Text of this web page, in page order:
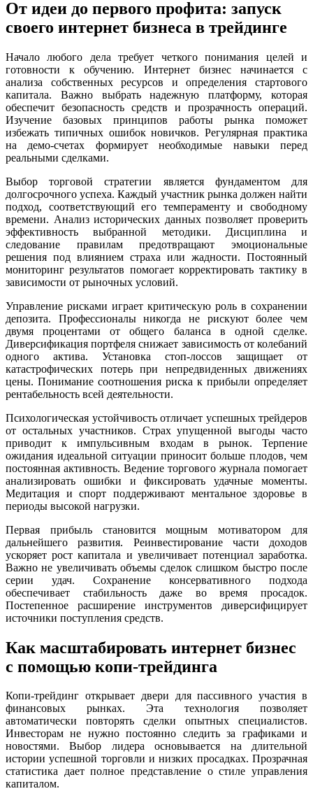
От идеи до первого профита: запуск
своего интернет бизнеса в трейдинге
Начало любого дела требует четкого понимания целей и
готовности к обучению. Интернет бизнес начинается с
анализа собственных ресурсов и определения стартового
капитала. Важно выбрать надежную платформу, которая
обеспечит безопасность средств и прозрачность операций.
Изучение базовых принципов работы рынка поможет
избежать типичных ошибок новичков. Регулярная практика
на демо-счетах формирует необходимые навыки перед
реальными сделками.
Выбор торговой стратегии является фундаментом для
долгосрочного успеха. Каждый участник рынка должен найти
подход, соответствующий его темпераменту и свободному
времени. Анализ исторических данных позволяет проверить
эффективность выбранной методики. Дисциплина и
следование правилам предотвращают эмоциональные
решения под влиянием страха или жадности. Постоянный
мониторинг результатов помогает корректировать тактику в
зависимости от рыночных условий.
Управление рисками играет критическую роль в сохранении
депозита. Профессионалы никогда не рискуют более чем
двумя процентами от общего баланса в одной сделке.
Диверсификация портфеля снижает зависимость от колебаний
одного актива. Установка стоп-лоссов защищает от
катастрофических потерь при непредвиденных движениях
цены. Понимание соотношения риска к прибыли определяет
рентабельность всей деятельности.
Психологическая устойчивость отличает успешных трейдеров
от остальных участников. Страх упущенной выгоды часто
приводит к импульсивным входам в рынок. Терпение
ожидания идеальной ситуации приносит больше плодов, чем
постоянная активность. Ведение торгового журнала помогает
анализировать ошибки и фиксировать удачные моменты.
Медитация и спорт поддерживают ментальное здоровье в
периоды высокой нагрузки.
Первая прибыль становится мощным мотиватором для
дальнейшего развития. Реинвестирование части доходов
ускоряет рост капитала и увеличивает потенциал заработка.
Важно не увеличивать объемы сделок слишком быстро после
серии удач. Сохранение консервативного подхода
обеспечивает стабильность даже во время просадок.
Постепенное расширение инструментов диверсифицирует
источники поступления средств.
Как масштабировать интернет бизнес
с помощью копи-трейдинга
Копи-трейдинг открывает двери для пассивного участия в
финансовых рынках. Эта технология позволяет
автоматически повторять сделки опытных специалистов.
Инвесторам не нужно постоянно следить за графиками и
новостями. Выбор лидера основывается на длительной
истории успешной торговли и низких просадках. Прозрачная
статистика дает полное представление о стиле управления
капиталом.